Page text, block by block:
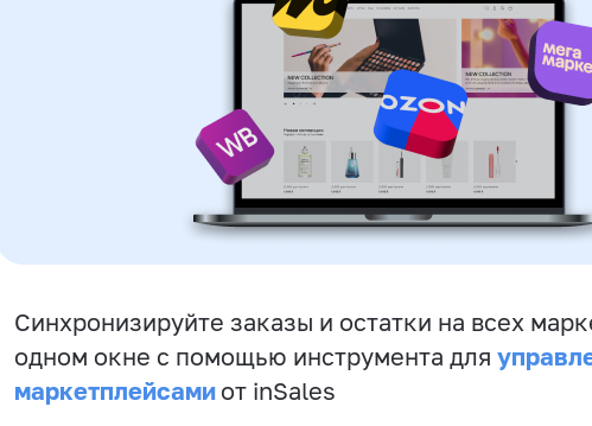
Синхронизируйте заказы и остатки на всех
одном окне с помощью инструмента для
маркетплейсами от inSales